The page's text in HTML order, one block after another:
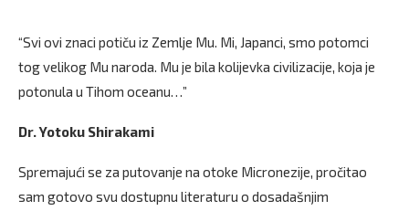
“Svi ovi znaci potiču iz Zemlje Mu. Mi, Japanci, smo potomci
tog velikog Mu naroda. Mu je bila kolijevka civilizacije, koja je
potonula u Tihom oceanu…”
Dr. Yotoku Shirakami
Spremajući se za putovanje na otoke Micronezije, pročitao
sam gotovo svu dostupnu literaturu o dosadašnjim